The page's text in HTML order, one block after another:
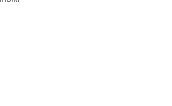
портале